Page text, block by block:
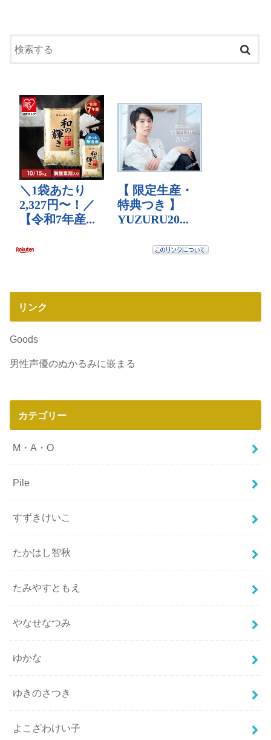
リンク
Goods
男性声優のぬかるみに嵌まる
カテゴリー
M・A・O
Pile
すずきけいこ
たかはし智秋
たみやすともえ
やなせなつみ
ゆかな
ゆきのさつき
よこざわけい子